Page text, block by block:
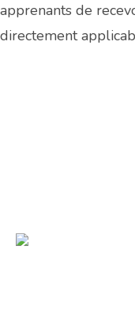
apprenants de
directement